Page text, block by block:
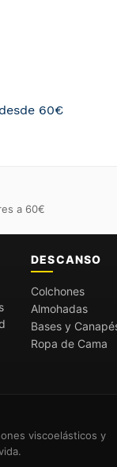
60€
a 60€
DESCANSO
Colchones
Almohadas
Bases y
Ropa de Cama
viscoelásticos y